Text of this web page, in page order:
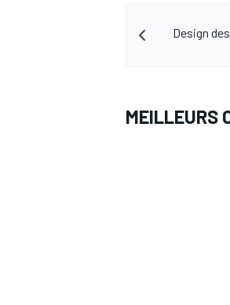
Design
MEILLEURS